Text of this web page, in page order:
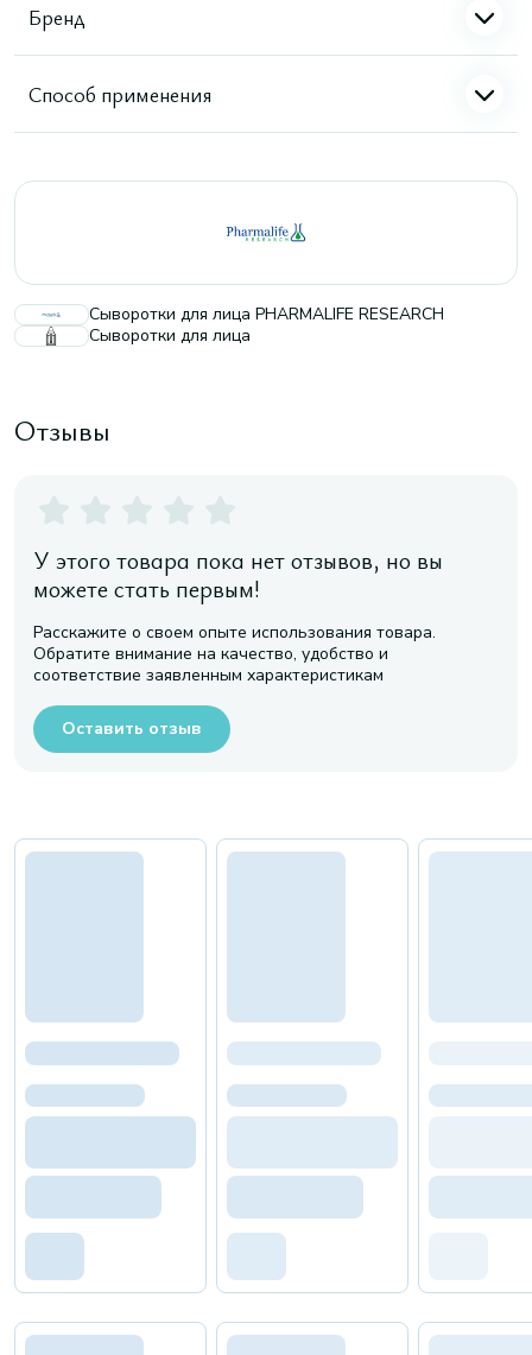
Бренд
Способ применения
Сыворотки для лица PHARMALIFE RESEARCH
Сыворотки для лица
Отзывы
У этого товара пока нет отзывов, но вы
можете стать первым!
Расскажите о своем опыте использования товара.
Обратите внимание на качество, удобство и
соответствие заявленным характеристикам
Оставить отзыв